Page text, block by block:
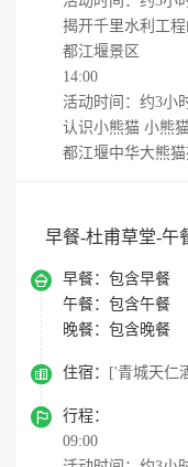
揭开千里水利工
都江堰景区
14:00
活动时间：约3小
认识小熊猫 小熊
都江堰中华大熊
早餐-杜甫草堂-午
 早餐： 包含早餐
午餐： 包含午餐
晚餐： 包含晚餐
 住宿： ['青城天仁

行程：
09:00